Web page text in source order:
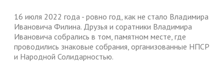
16 июля 2022 года - ровно год, как не стало Владимира
Ивановича Филина. Друзья и соратники Владимира
Ивановича собрались в том, памятном месте, где
проводились знаковые собрания, организованные НПСР
и Народной Солидарностью.